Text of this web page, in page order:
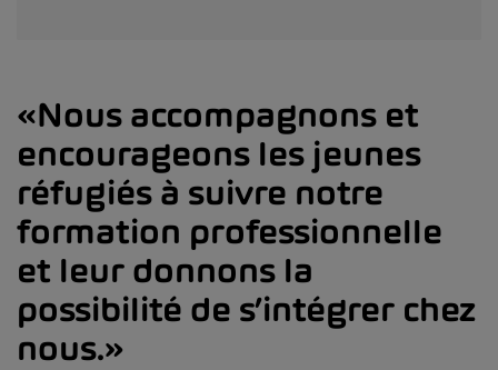
Nous accompagnons et
encourageons les jeunes
réfugiés à suivre notre
formation professionnelle
et leur donnons la
possibilité de s’intégrer chez
nous.